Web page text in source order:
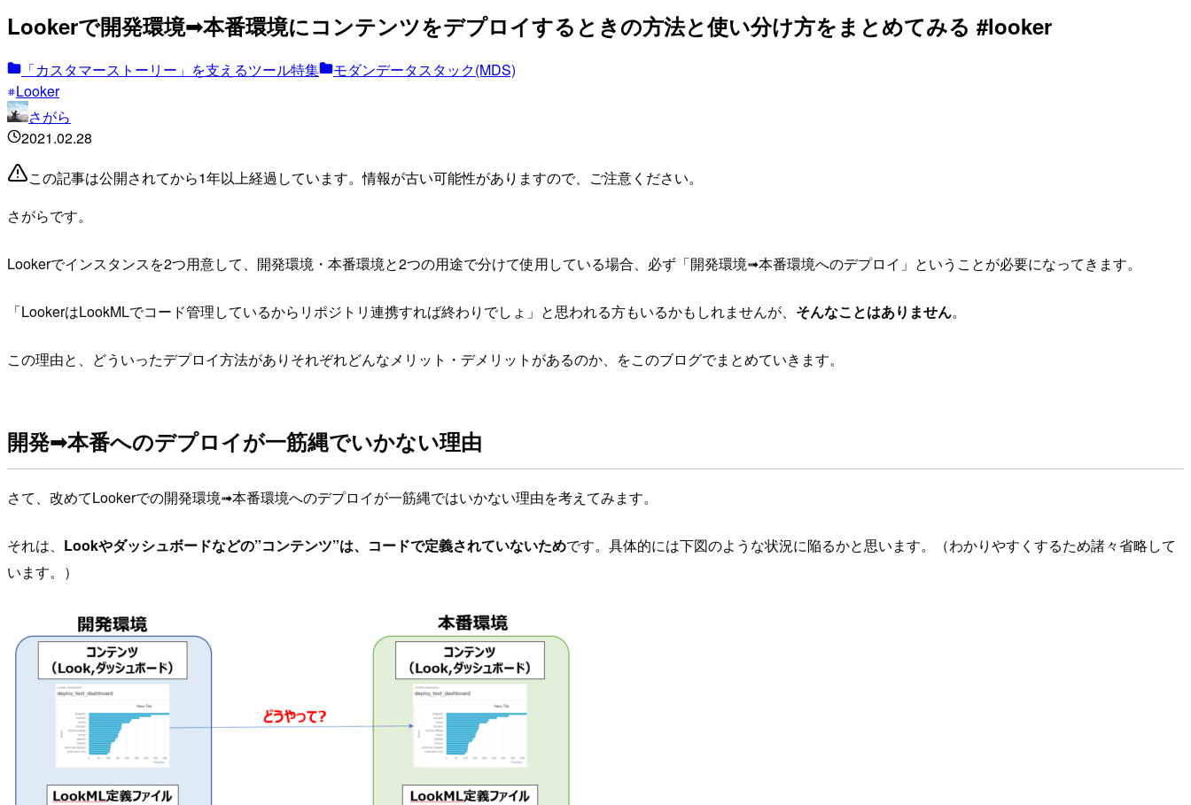
Lookerで開発環境➟本番環境にコンテンツをデプロイするときの方法と使い分け方をまとめてみる #looker
「カスタマーストーリー」を支えるツール特集
モダンデータスタック(MDS)
Looker
さがら
2021.02.28
この記事は公開されてから1年以上経過しています。情報が古い可能性がありますので、ご注意ください。
さがらです。
Lookerでインスタンスを2つ用意して、開発環境・本番環境と2つの用途で分けて使用している場合、必ず「開発環境➟本番環境へのデプロイ」ということが必要になってきます。
「LookerはLookMLでコード管理しているからリポジトリ連携すれば終わりでしょ」と思われる方もいるかもしれませんが、 そんなことはありません。
この理由と、どういったデプロイ方法がありそれぞれどんなメリット・デメリットがあるのか、をこのブログでまとめていきます。
開発➟本番へのデプロイが一筋縄でいかない理由
さて、改めてLookerでの開発環境➟本番環境へのデプロイが一筋縄ではいかない理由を考えてみます。
それは、 Lookやダッシュボードなどの”コンテンツ”は、コードで定義されていないためです。具体的には下図のような状況に陥るかと思います。（わかりやすくするため諸々省略して
います。）